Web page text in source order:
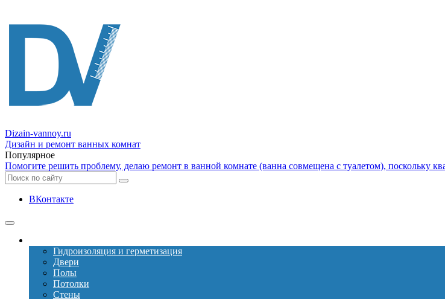
Dizain-vannoy.ru
Дизайн и ремонт ванных комнат
Популярное
Помогите решить проблему, делаю ремонт в ванной комнате (ванна совмещена с туалетом), поскольку
ВКонтакте
Гидроизоляция и герметизация
Двери
Полы
Потолки
Стены